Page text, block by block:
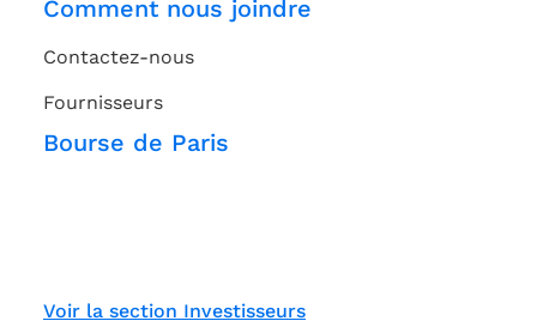
Comment nous joindre
Contactez-nous
Fournisseurs
Bourse de Paris
Voir la section Investisseurs